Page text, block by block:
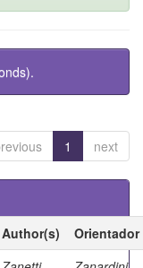
1 next
Author(s)
Orientador